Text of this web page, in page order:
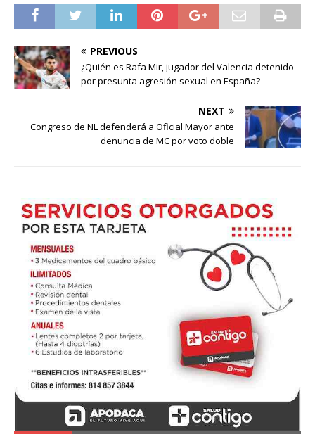
PREVIOUS
¿Quién es Rafa Mir, jugador del Valencia detenido
por presunta agresión sexual en España?
NEXT
Congreso de NL defenderá a Oficial Mayor ante
denuncia de MC por voto doble